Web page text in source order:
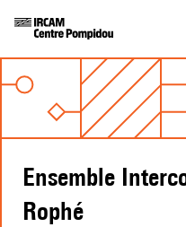
Ensemble
Rophé